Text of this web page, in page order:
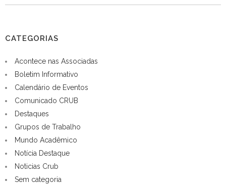
CATEGORIAS
Acontece nas Associadas
Boletim Informativo
Calendário de Eventos
Comunicado CRUB
Destaques
Grupos de Trabalho
Mundo Acadêmico
Notícia Destaque
Noticias Crub
Sem categoria